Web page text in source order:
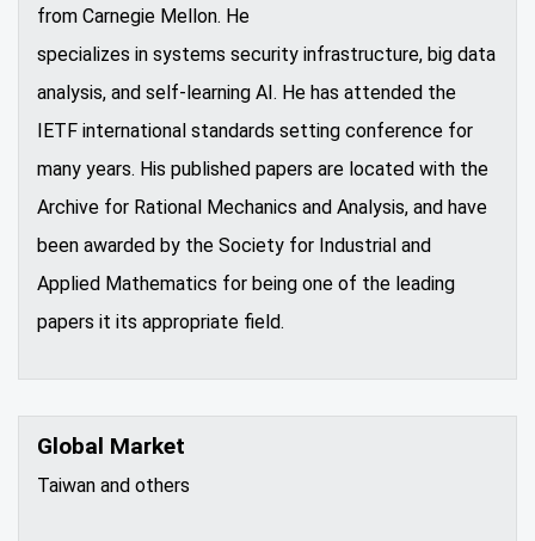
from Carnegie Mellon. He
specializes in systems security infrastructure, big data
analysis, and self-learning AI. He has attended the
IETF international standards setting conference for
many years. His published papers are located with the
Archive for Rational Mechanics and Analysis, and have
been awarded by the Society for Industrial and
Applied Mathematics for being one of the leading
papers it its appropriate field.
Global Market
Taiwan and others